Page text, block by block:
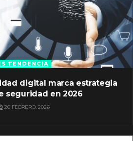
TENDENCIA
digital marca estrategia
seguridad en 2026
26 FEBRERO, 2026